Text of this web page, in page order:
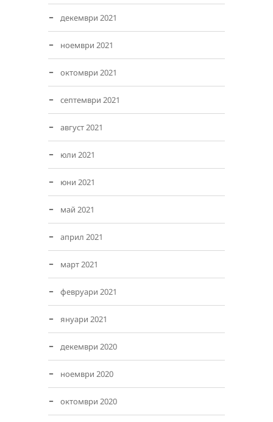
декември 2021
ноември 2021
октомври 2021
септември 2021
август 2021
юли 2021
юни 2021
май 2021
април 2021
март 2021
февруари 2021
януари 2021
декември 2020
ноември 2020
октомври 2020